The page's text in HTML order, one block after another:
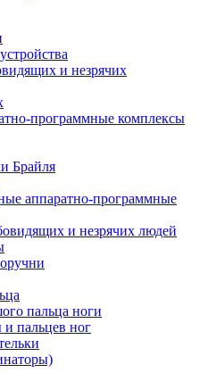
и незрячих
программные комплексы
Брайля
аппаратно-программные
и незрячих людей
пальца ноги
пальцев ног